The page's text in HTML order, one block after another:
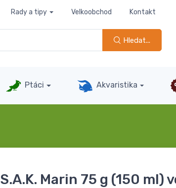
Rady a tipy Velkoobchod Kontakt
Hledat...
Ptáci Akvaristika
S.A.K. Marin 75 g (150 ml)